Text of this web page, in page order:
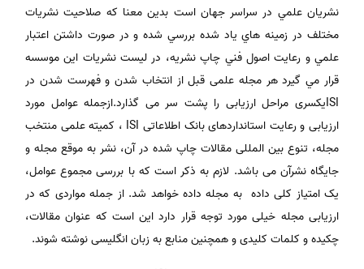
نشريان علمي در سراسر جهان است بدين معنا كه صلاحيت نشريات
مختلف در زمينه هاي ياد شده بررسي شده و در صورت داشتن اعتبار
علمي و رعايت اصول فني چاپ نشريه، در ليست نشريات اين موسسه
قرار مي گيرد هر مجله علمی قبل از انتخاب شدن و فهرست شدن در
ISIیکسری مراحل ارزیابی را پشت سر می گذارد.ازجمله عوامل مورد
ارزیابی و رعایت استانداردهای بانک اطلاعاتی ISI ، کمیته علمی منتخب
مجله، تنوع بین المللی مقالات چاپ شده در آن، نشر به موقع مجله و
جایگاه نشرآن می باشد. لازم به ذکر است که با بررسی مجموع عوامل،
یک امتیاز کلی داده به مجله داده خواهد شد. از جمله مواردی که در
ارزیابی مجله خیلی مورد توجه قرار دارد این است که عنوان مقالات،
چکیده و کلمات کلیدی و همچنین منابع به زبان انگلیسی نوشته شوند.